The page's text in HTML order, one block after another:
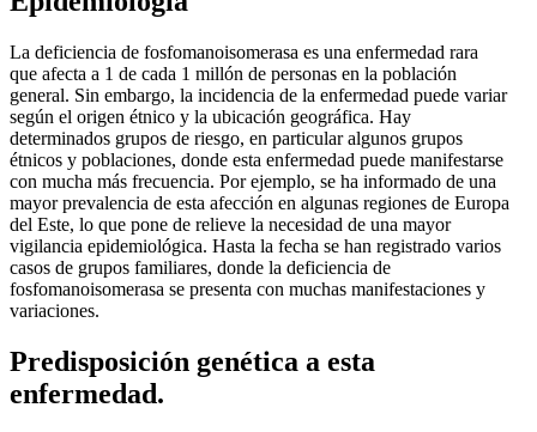
La deficiencia de fosfomanoisomerasa es una enfermedad rara
que afecta a 1 de cada 1 millón de personas en la población
general. Sin embargo, la incidencia de la enfermedad puede variar
según el origen étnico y la ubicación geográfica. Hay
determinados grupos de riesgo, en particular algunos grupos
étnicos y poblaciones, donde esta enfermedad puede manifestarse
con mucha más frecuencia. Por ejemplo, se ha informado de una
mayor prevalencia de esta afección en algunas regiones de Europa
del Este, lo que pone de relieve la necesidad de una mayor
vigilancia epidemiológica. Hasta la fecha se han registrado varios
casos de grupos familiares, donde la deficiencia de
fosfomanoisomerasa se presenta con muchas manifestaciones y
variaciones.
Predisposición genética a esta
enfermedad.